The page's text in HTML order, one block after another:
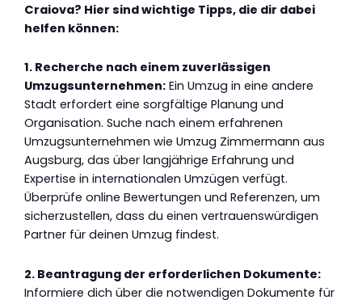
Craiova? Hier sind wichtige Tipps, die dir dabei
helfen können:
1. Recherche nach einem zuverlässigen
Umzugsunternehmen: Ein Umzug in eine andere
Stadt erfordert eine sorgfältige Planung und
Organisation. Suche nach einem erfahrenen
Umzugsunternehmen wie Umzug Zimmermann aus
Augsburg, das über langjährige Erfahrung und
Expertise in internationalen Umzügen verfügt.
Überprüfe online Bewertungen und Referenzen, um
sicherzustellen, dass du einen vertrauenswürdigen
Partner für deinen Umzug findest.
2. Beantragung der erforderlichen Dokumente:
Informiere dich über die notwendigen Dokumente für